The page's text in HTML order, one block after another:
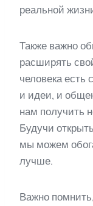
реальной
Также важно
расширять
человека
и идеи, и
нам получить
Будучи
мы можем
лучше.
Важно